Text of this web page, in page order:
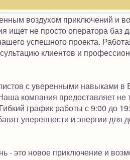
воздухом приключений и
ищет не просто оператора баз
успешного проекта.
клиентов и
с уверенными навыками в
компания предоставляет не
график работы с 9:00 до
уверенности и энергии для
это новое приключение и